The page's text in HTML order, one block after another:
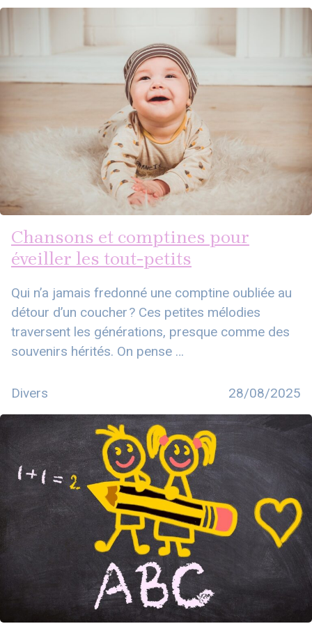
Chansons et comptines pour
éveiller les tout-petits
Qui n’a jamais fredonné une comptine oubliée au
détour d’un coucher ? Ces petites mélodies
traversent les générations, presque comme des
souvenirs hérités. On pense …
Divers 28/08/2025